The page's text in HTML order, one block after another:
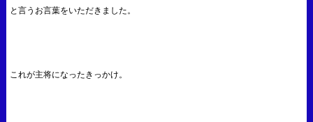
と言うお言葉をいただきました。
これが主将になったきっかけ。